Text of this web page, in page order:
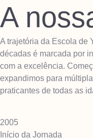
A
A trajetória da Escola de
décadas é marcada por
com a excelência.
expandimos para
praticantes de todas as
2005
Início da Jornada